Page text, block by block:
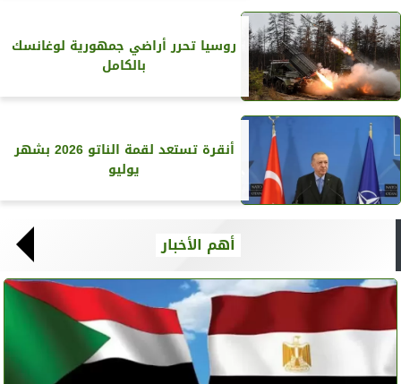
روسيا تحرر أراضي جمهورية لوغانسك
بالكامل
أنقرة تستعد لقمة الناتو 2026 بشهر
يوليو
أهم الأخبار